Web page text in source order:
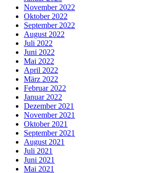
November 2022
Oktober 2022
September 2022
August 2022
Juli 2022
Juni 2022
Mai 2022
April 2022
März 2022
Februar 2022
Januar 2022
Dezember 2021
November 2021
Oktober 2021
September 2021
August 2021
Juli 2021
Juni 2021
Mai 2021